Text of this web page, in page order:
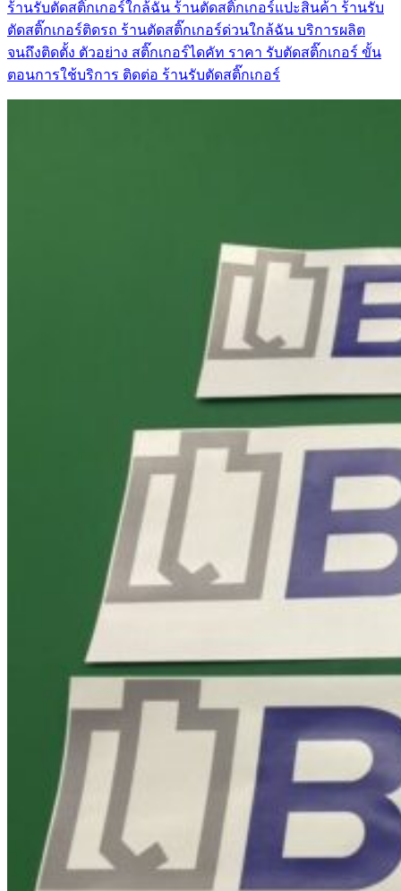
ร้านรับตัดสติ๊กเกอร์ใกล้ฉัน ร้านตัดสติ๊กเกอร์แปะสินค้า ร้านรับ
ตัดสติ๊กเกอร์ติดรถ ร้านตัดสติ๊กเกอร์ด่วนใกล้ฉัน บริการผลิต
จนถึงติดตั้ง ตัวอย่าง สติ๊กเกอร์ไดคัท ราคา รับตัดสติ๊กเกอร์ ขั้น
ตอนการใช้บริการ ติดต่อ ร้านรับตัดสติ๊กเกอร์